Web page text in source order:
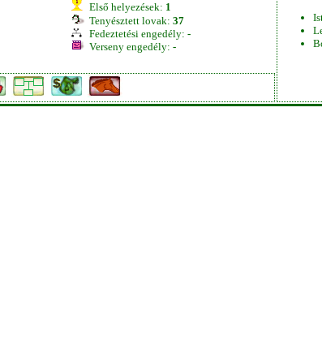
Első helyezések: 1
Tenyésztett lovak: 37
Fedeztetési engedély: -
Verseny engedély: -